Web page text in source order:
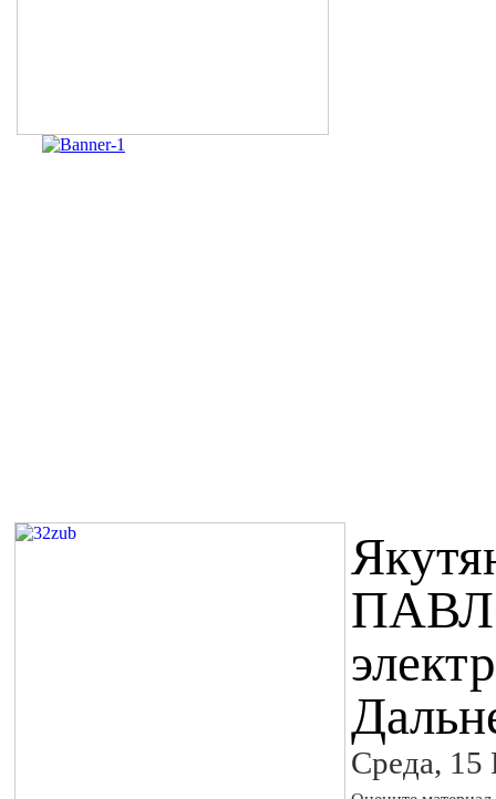
Среда,